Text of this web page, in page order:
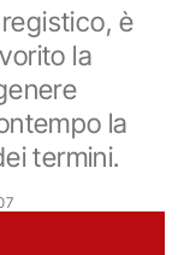
è
la
la
termini.